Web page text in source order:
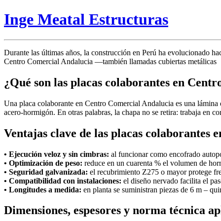
Inge Meatal Estructuras
Durante las últimas años, la construcción en Perú ha evolucionado
Centro Comercial Andalucia —también llamadas cubiertas metálicas
¿Qué son las placas colaborantes en
Una placa colaborante en Centro Comercial Andalucia es una
acero-hormigón. En otras palabras, la chapa no se retira: trabaja en
Ventajas clave de las placas colaborantes
• Ejecución veloz y sin cimbras: al funcionar como encofrado
• Optimización de peso: reduce en un cuarenta % el volumen de
• Seguridad galvanizada: el recubrimiento Z275 o mayor protege
• Compatibilidad con instalaciones: el diseño nervado facilita el
• Longitudes a medida: en planta se suministran piezas de 6 m –
Dimensiones, espesores y norma técnica